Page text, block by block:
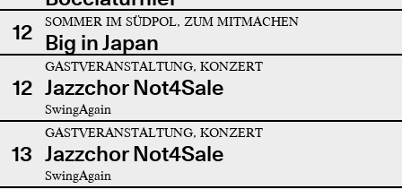
12
SOMMER IM SÜDPOL, ZUM MITMACHEN
Big in Japan
12
GASTVERANSTALTUNG, KONZERT
Jazzchor Not4Sale
SwingAgain
13
GASTVERANSTALTUNG, KONZERT
Jazzchor Not4Sale
SwingAgain